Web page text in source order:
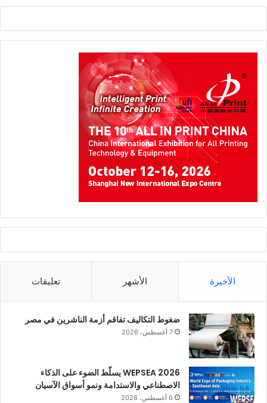
الأخيرة الأشهر تعليقات
ضغوط التكاليف تفاقم أزمة الناشرين في مصر
7 أغسطس، 2026
WEPSEA 2026 يسلّط الضوء على الذكاء
الاصطناعي والاستدامة ونمو أسواق الآسيان
6 أغسطس، 2026